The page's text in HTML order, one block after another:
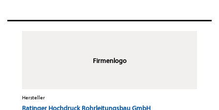
Firmenlogo
Hersteller